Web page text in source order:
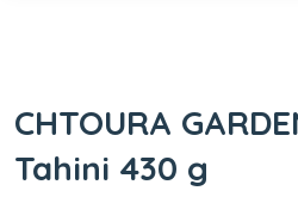
CHTOURA
Tahini 430 g